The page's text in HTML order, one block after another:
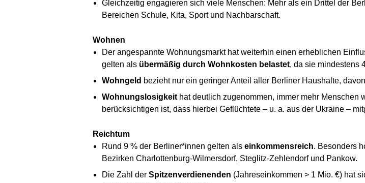
Gleichzeitig engagieren sich viele Menschen: Mehr als ein Drittel der
Bereichen Schule, Kita, Sport und Nachbarschaft.
Wohnen
Der angespannte Wohnungsmarkt hat weiterhin einen erheblichen
gelten als übermäßig durch Wohnkosten belastet, da sie mindestens
Wohngeld bezieht nur ein geringer Anteil aller Berliner Haushalte,
Wohnungslosigkeithat deutlich zugenommen, immer mehr Menschen
berücksichtigen ist, dass hierbei Geflüchtete – u. a. aus der Ukraine –
Reichtum
Rund 9 % der Berliner*innen gelten als einkommensreich. Besonders
Bezirken Charlottenburg-Wilmersdorf, Steglitz-Zehlendorf und Pankow.
Die Zahl der Spitzenverdienenden (Jahreseinkommen > 1 Mio. €) hat